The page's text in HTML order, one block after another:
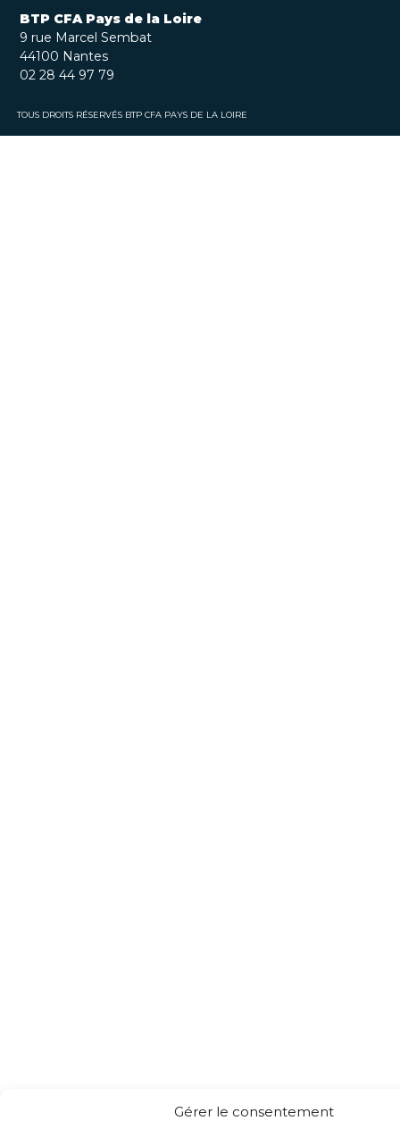
Gérer le consentement
BTP CFA Pays de la Loire
9 rue Marcel Sembat
44100 Nantes
02 28 44 97 79
TOUS DROITS RÉSERVÉS BTP CFA PAYS DE LA LOIRE